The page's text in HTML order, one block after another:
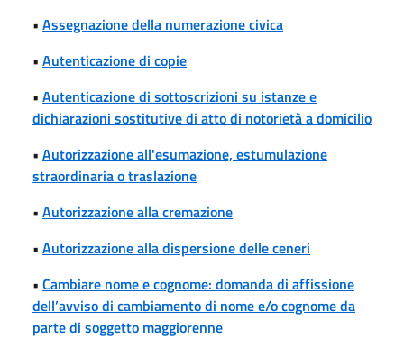
• Assegnazione della numerazione civica
• Autenticazione di copie
• Autenticazione di sottoscrizioni su istanze e
dichiarazioni sostitutive di atto di notorietà a domicilio
• Autorizzazione all'esumazione, estumulazione
straordinaria o traslazione
• Autorizzazione alla cremazione
• Autorizzazione alla dispersione delle ceneri
• Cambiare nome e cognome: domanda di affissione
dell’avviso di cambiamento di nome e/o cognome da
parte di soggetto maggiorenne